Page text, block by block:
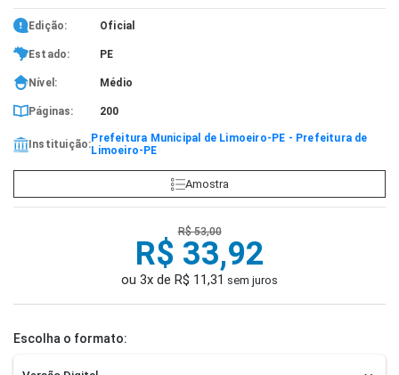
Edição: Oficial
Estado: PE
Nível: Médio
Páginas: 200
Instituição:Prefeitura Municipal de Limoeiro-PE - Prefeitura de
Limoeiro-PE
Amostra
R$ 53,00
R$ 33,92
ou 3x de R$ 11,31 sem juros
Escolha o formato: